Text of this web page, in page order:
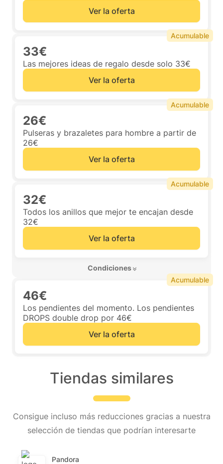
Ver la oferta
33€
Las mejores ideas de regalo desde solo 33€
Ver la oferta
Acumulable
26€
Pulseras y brazaletes para hombre a partir de
26€
Ver la oferta
Acumulable
32€
Todos los anillos que mejor te encajan desde
32€
Ver la oferta
Condiciones
Acumulable
46€
Los pendientes del momento. Los pendientes
DROPS double drop por 46€
Ver la oferta
Acumulable
Tiendas similares
Consigue incluso más reducciones gracias a nuestra
selección de tiendas que podrían interesarte
Pandora